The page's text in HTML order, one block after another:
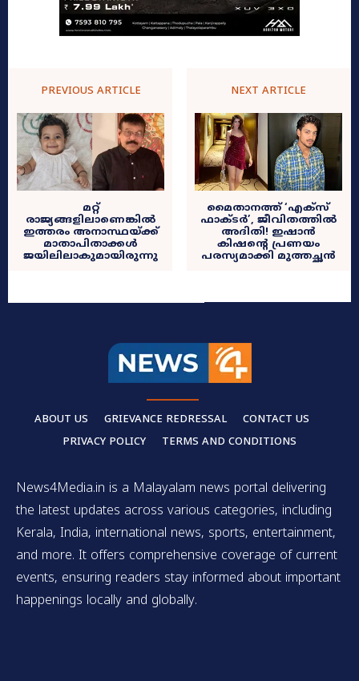
PREVIOUS ARTICLE
മറ്റ്
രാജ്യങ്ങളിലാണെങ്കിൽ
ഇത്തരം അനാസ്ഥയ്ക്ക്
മാതാപിതാക്കൾ
ജയിലിലാകുമായിരുന്നു
NEXT ARTICLE
മൈതാനത്ത് ‘എക്സ്
ഫാക്ടർ’, ജീവിതത്തിൽ
അദിതി! ഇഷാൻ
കിഷന്റെ പ്രണയം
പരസ്യമാക്കി മുത്തച്ഛൻ
ABOUT US GRIEVANCE REDRESSAL
CONTACT US
PRIVACY POLICY
TERMS AND CONDITIONS
News4Media.in is a Malayalam news portal delivering
the latest updates across various categories, including
Kerala, India, international news, sports, entertainment,
and more. It offers comprehensive coverage of current
events, ensuring readers stay informed about important
happenings locally and globally.